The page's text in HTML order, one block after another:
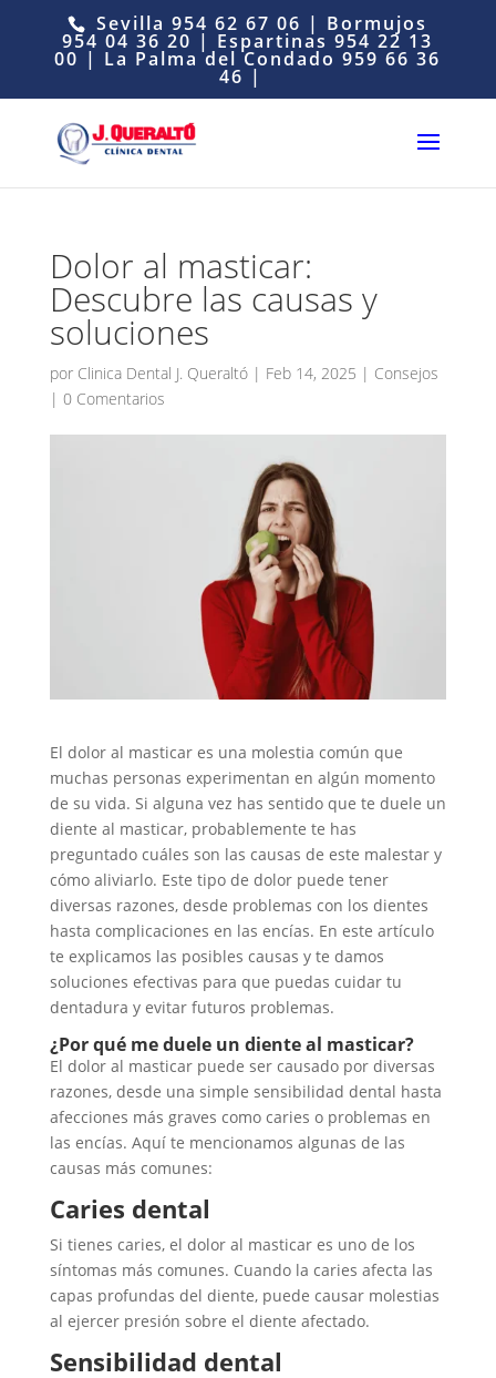
Sevilla954 62 67 06 | Bormujos
954 04 36 20 | Espartinas954 22 13
00 | La Palma del Condado959 66 36
46 |
Dolor al masticar:
Descubre las causas y
soluciones
por Clinica Dental J. Queraltó| Feb 14, 2025 | Consejos
| 0 Comentarios
El dolor al masticar es una molestia común que
muchas personas experimentan en algún momento
de su vida. Si alguna vez has sentido que te duele un
diente al masticar, probablemente te has
preguntado cuáles son las causas de este malestar y
cómo aliviarlo. Este tipo de dolor puede tener
diversas razones, desde problemas con los dientes
hasta complicaciones en las encías. En este artículo
te explicamos las posibles causas y te damos
soluciones efectivas para que puedas cuidar tu
dentadura y evitar futuros problemas.
¿Por qué me duele un diente al masticar?
El dolor al masticar puede ser causado por diversas
razones, desde una simple sensibilidad dental hasta
afecciones más graves como caries o problemas en
las encías. Aquí te mencionamos algunas de las
causas más comunes:
Caries dental
Si tienes caries, el dolor al masticar es uno de los
síntomas más comunes. Cuando la caries afecta las
capas profundas del diente, puede causar molestias
al ejercer presión sobre el diente afectado.
Sensibilidad dental